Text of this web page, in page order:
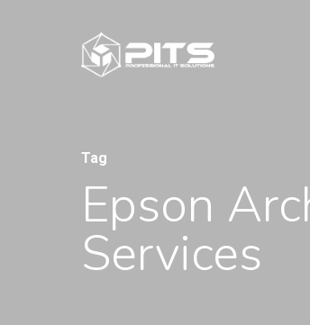
Tag
Epson
Services